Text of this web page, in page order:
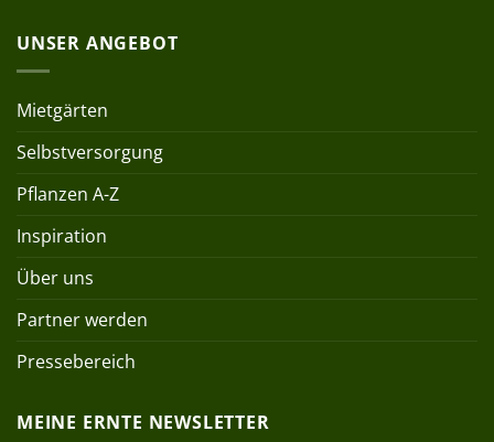
UNSER ANGEBOT
Mietgärten
Selbstversorgung
Pflanzen A-Z
Inspiration
Über uns
Partner werden
Pressebereich
MEINE ERNTE NEWSLETTER